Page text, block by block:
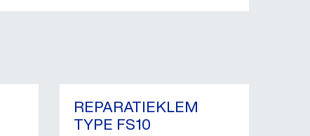
REPARATIEKLEM
TYPE FS10